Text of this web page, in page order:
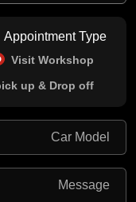
Appointment Type
Visit Workshop
up & Drop off